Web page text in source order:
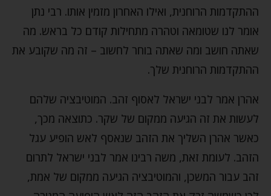
ההתקדמות הרוחנית, ואילו האחרון מזמין אותו. רבי נתן
אומר לנו שטומאה וטהרה מתחילות קודם כל בראש. מה
שאתה חושב ומה שאתה בוחר לחשוב – זה מה שקובע את
ההתקדמות הרוחנית שלך.
אהרן אמר לבני ישראל לאסוף זהב. המוטיבציה שלהם
לעשות את זה הגיעה ממקום של שקר. כתוצאה מכך,
כאשר אהרן השליך את הזהב שנאסף לאש הופיע עגל
הזהב. לעומת זאת, משה רבינו אמר לבני ישראל לתרום
זהב עבור המשכן, והמוטיבציה הגיעה ממקום של אמת,